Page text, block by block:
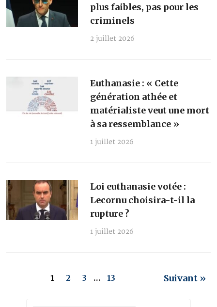
plus faibles, pas pour les
criminels
2 juillet 2026
Euthanasie : « Cette
génération athée et
matérialiste veut une mort
à sa ressemblance »
1 juillet 2026
Loi euthanasie votée :
Lecornu choisira-t-il la
rupture ?
1 juillet 2026
1 2 3 … 13 Suivant »